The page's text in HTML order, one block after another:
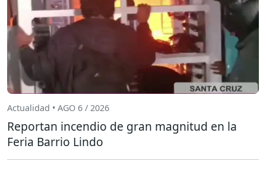
Actualidad • AGO 6 / 2026
Reportan incendio de gran magnitud en la
Feria Barrio Lindo